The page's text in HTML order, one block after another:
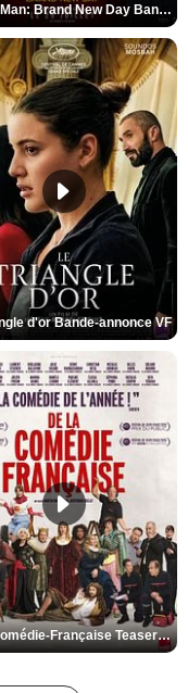
Spider-Man: Brand New Day Bande-annonce VO STFR
d'or Bande-annonce VF
De la Comédie-Française Teaser VF